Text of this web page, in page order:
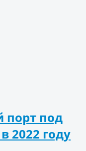
порт под
2022 году